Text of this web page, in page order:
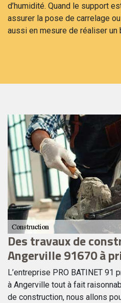
d’humidité. Quand le support
assurer la pose de carrelage
aussi en mesure de réaliser un
Des travaux de
Angerville 91670 à
L’entreprise PRO BATINET
à Angerville tout à fait
de construction, nous allons